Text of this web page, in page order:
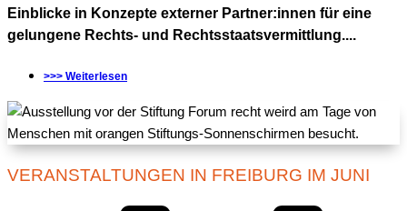
Einblicke in Konzepte externer Partner:innen für eine
gelungene Rechts- und Rechtsstaatsvermittlung....
>>> Weiterlesen
VERANSTALTUNGEN IN FREIBURG IM JUNI